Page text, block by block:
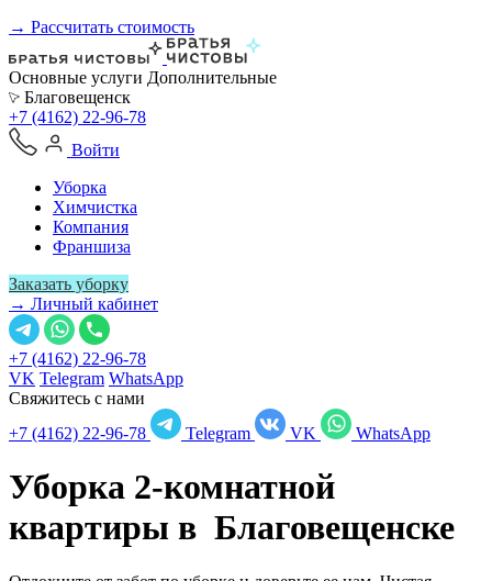
→ Рассчитать стоимость
Основные услуги Дополнительные
Благовещенск
+7 (4162) 22-96-78
Войти
Уборка
Химчистка
Компания
Франшиза
Заказать уборку
→ Личный кабинет
+7 (4162) 22-96-78
VK Telegram WhatsApp
Свяжитесь с нами
+7 (4162) 22-96-78
Telegram VK WhatsApp
Уборка 2-комнатной
квартиры в Благовещенске